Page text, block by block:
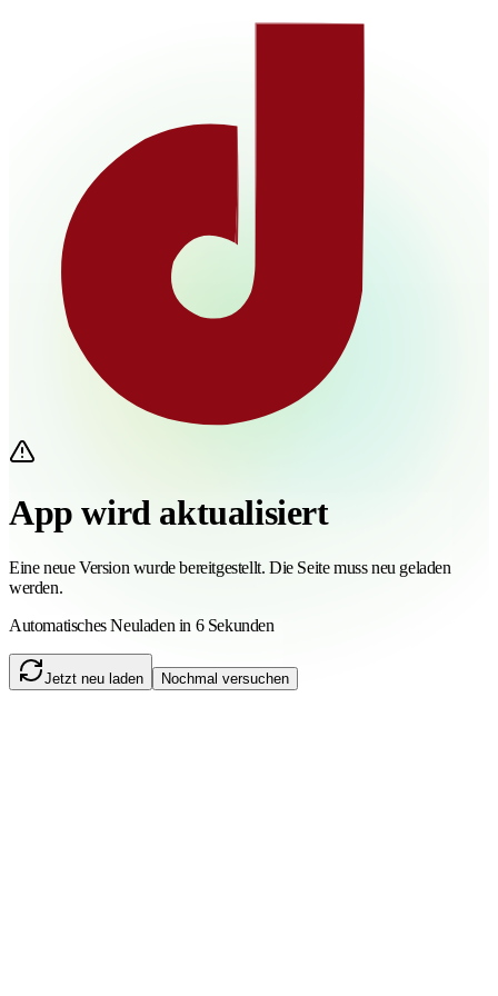
App wird aktualisiert
Eine neue Version wurde bereitgestellt. Die Seite muss neu geladen
werden.
Automatisches Neuladen in 6 Sekunden
Jetzt neu laden Nochmal versuchen